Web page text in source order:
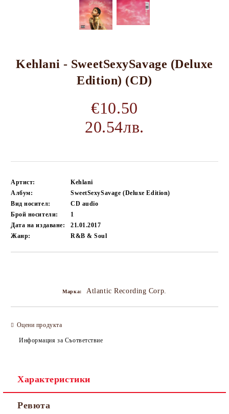
Kehlani - SweetSexySavage (Deluxe
Edition) (CD)
€10.50
20.54лв.
Артист:
Kehlani
Албум:
SweetSexySavage (Deluxe Edition)
Вид носител:
CD audio
Брой носители:
1
Дата на издаване:
21.01.2017
Жанр:
R&B & Soul
Марка: Atlantic Recording Corp.
Оцени продукта
Информация за Съответствие
Характеристики
Ревюта